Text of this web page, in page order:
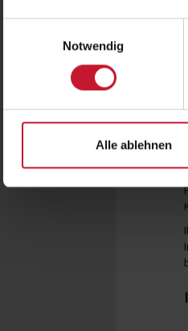
Notwendig
Alle ablehnen